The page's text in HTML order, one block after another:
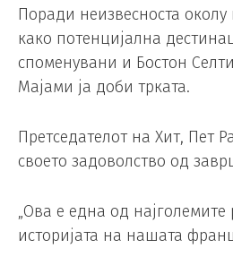
Поради неизвесноста
како потенцијална
споменувани и Бостон
Мајами ја доби трката.
Претседателот на Хит, Пет
своето задоволство од
„Ова е една од
историјата на нашата